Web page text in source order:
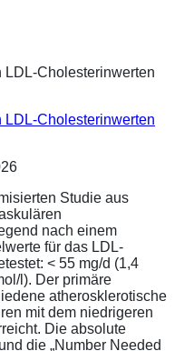
LDL-Cholesterinwerten
Studie aus
nach einem
für das LDL-
< 55 mg/d (1,4
l). Der primäre
atherosklerotische
mit dem niedrigeren
Die absolute
die „Number Needed